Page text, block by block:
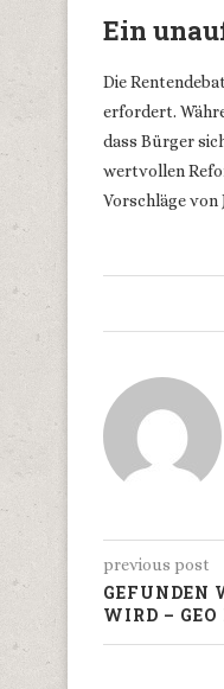
Ein
Die
erfordert.
dass Bürger
wertvollen
Vorschläge
previous post
GEFUNDEN
WIRD –